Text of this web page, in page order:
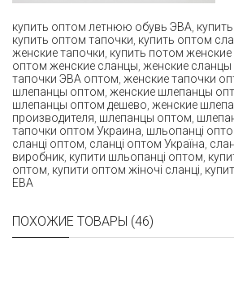
купить оптом летнюю обувь ЭВА
купить оптом тапочки купить оптом
женские тапочки купить потом
оптом женские сланцы женские
тапочки ЭВА оптом женские тапочки
шлепанцы оптом женские шлепанцы
шлепанцы оптом дешево женские
производителя шлепанцы оптом
тапочки оптом Украина шльопанці
сланці оптом сланці оптом Україна
виробник купити шльопанці оптом
оптом купити оптом жіночі сланці
ЕВА
ПОХОЖИЕ ТОВАРЫ (46)